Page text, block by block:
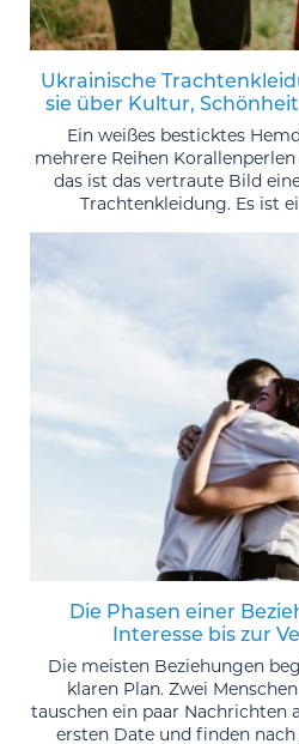
Ukrainische
sie über Kultur,
Ein weißes besticktes
mehrere Reihen
das ist das vertraute Bild
Trachtenkleidung. Es ist
Die Phasen einer
Interesse bis zur
Die meisten Beziehungen
klaren Plan. Zwei
tauschen ein paar Nachrichten
ersten Date und finden nach